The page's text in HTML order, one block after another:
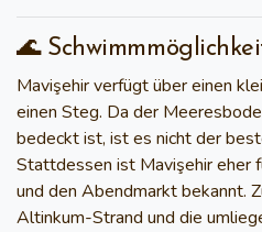
🌊
Mavişehir verfügt über einen
einen Steg. Da der
bedeckt ist, ist es nicht der
Stattdessen ist Mavişehir eher
und den Abendmarktbekannt.
Altinkum-Strand und die